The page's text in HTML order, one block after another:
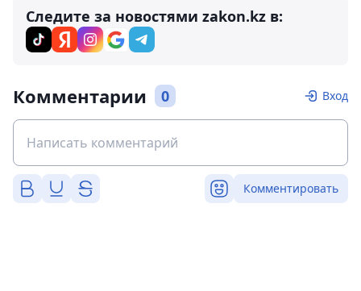
Следите за новостями zakon.kz в:
Комментарии 0 Вход
Комментировать